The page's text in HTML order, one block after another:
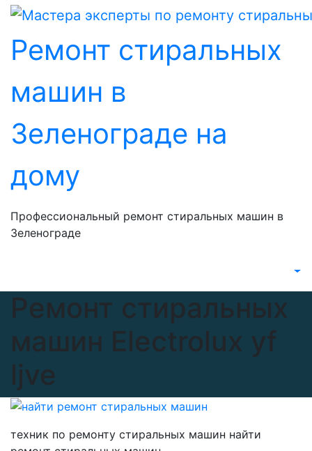
Перейти
содержанию
Ремонт стиральных
машин в
Зеленограде на
дому
Профессиональный ремонт стиральных машин в
Зеленограде
Ремонт стиральных
машин Electrolux yf
ljve
техник по ремонту стиральных машин найти